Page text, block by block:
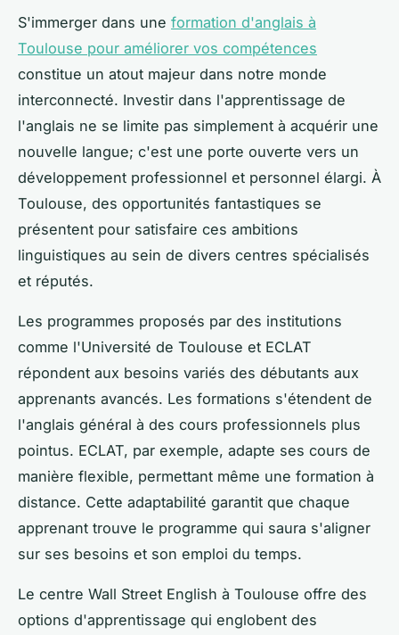
S'immerger dans une formation d'anglais à
Toulouse pour améliorer vos compétences
constitue un atout majeur dans notre monde
interconnecté. Investir dans l'apprentissage de
l'anglais ne se limite pas simplement à acquérir une
nouvelle langue; c'est une porte ouverte vers un
développement professionnel et personnel élargi. À
Toulouse, des opportunités fantastiques se
présentent pour satisfaire ces ambitions
linguistiques au sein de divers centres spécialisés
et réputés.
Les programmes proposés par des institutions
comme l'Université de Toulouse et ECLAT
répondent aux besoins variés des débutants aux
apprenants avancés. Les formations s'étendent de
l'anglais général à des cours professionnels plus
pointus. ECLAT, par exemple, adapte ses cours de
manière flexible, permettant même une formation à
distance. Cette adaptabilité garantit que chaque
apprenant trouve le programme qui saura s'aligner
sur ses besoins et son emploi du temps.
Le centre Wall Street English à Toulouse offre des
options d'apprentissage qui englobent des